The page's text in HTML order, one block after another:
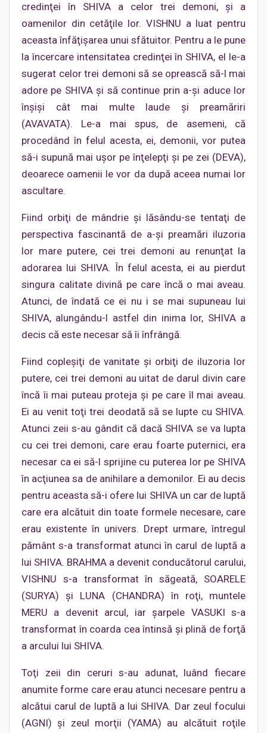
credinţei în SHIVA a celor trei demoni, şi a
oamenilor din cetăţile lor. VISHNU a luat pentru
aceasta înfăţişarea unui sfătuitor. Pentru a le pune
la încercare intensitatea credinţei în SHIVA, el le-a
sugerat celor trei demoni să se oprească să-l mai
adore pe SHIVA şi să continue prin a-şi aduce lor
înşişi cât mai multe laude şi preamăriri
(AVAVATA). Le-a mai spus, de asemeni, că
procedând în felul acesta, ei, demonii, vor putea
să-i supună mai uşor pe înţelepţi şi pe zei (DEVA),
deoarece oamenii le vor da după aceea numai lor
ascultare.
Fiind orbiţi de mândrie şi lăsându-se tentaţi de
perspectiva fascinantă de a-şi preamări iluzoria
lor mare putere, cei trei demoni au renunţat la
adorarea lui SHIVA. În felul acesta, ei au pierdut
singura calitate divină pe care încă o mai aveau.
Atunci, de îndată ce ei nu i se mai supuneau lui
SHIVA, alungându-l astfel din inima lor, SHIVA a
decis că este necesar să îi înfrângă.
Fiind copleşiţi de vanitate şi orbiţi de iluzoria lor
putere, cei trei demoni au uitat de darul divin care
încă îi mai puteau proteja şi pe care îl mai aveau.
Ei au venit toţi trei deodată să se lupte cu SHIVA.
Atunci zeii s-au gândit că dacă SHIVA se va lupta
cu cei trei demoni, care erau foarte puternici, era
necesar ca ei să-l sprijine cu puterea lor pe SHIVA
în acţiunea sa de anihilare a demonilor. Ei au decis
pentru aceasta să-i ofere lui SHIVA un car de luptă
care era alcătuit din toate formele necesare, care
erau existente în univers. Drept urmare, întregul
pământ s-a transformat atunci în carul de luptă a
lui SHIVA. BRAHMA a devenit conducătorul carului,
VISHNU s-a transformat în săgeată, SOARELE
(SURYA) şi LUNA (CHANDRA) în roţi, muntele
MERU a devenit arcul, iar şarpele VASUKI s-a
transformat în coarda cea întinsă şi plină de forţă
a arcului lui SHIVA.
Toţi zeii din ceruri s-au adunat, luând fiecare
anumite forme care erau atunci necesare pentru a
alcătui carul de luptă a lui SHIVA. Dar zeul focului
(AGNI) şi zeul morţii (YAMA) au alcătuit roţile